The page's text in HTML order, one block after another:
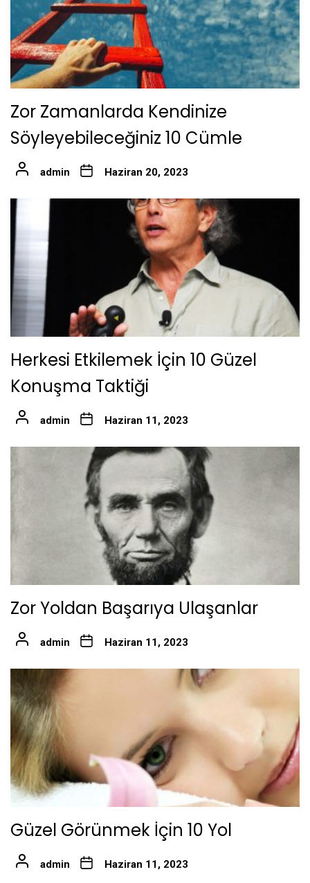
Zor Zamanlarda Kendinize
Söyleyebileceğiniz 10 Cümle
admin Haziran 20, 2023
Herkesi Etkilemek İçin 10 Güzel
Konuşma Taktiği
admin Haziran 11, 2023
Zor Yoldan Başarıya Ulaşanlar
admin Haziran 11, 2023
Güzel Görünmek İçin 10 Yol
admin Haziran 11, 2023